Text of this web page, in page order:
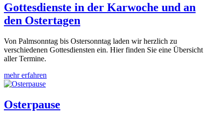
Gottesdienste in der Karwoche und an
den Ostertagen
Von Palmsonntag bis Ostersonntag laden wir herzlich zu
verschiedenen Gottesdiensten ein. Hier finden Sie eine Übersicht
aller Termine.
mehr erfahren
Osterpause